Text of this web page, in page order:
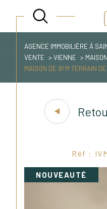
AGENCE IMMOBILIÈRE À
VENTE
VIENNE MAISON
MAISON DE 91 M TERRAIN
Réf :
NOUVEAUTÉ